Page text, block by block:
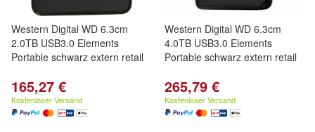
Western Digital WD 6.3cm
2.0TB USB3.0 Elements
Portable schwarz extern retail
165,27 €
Kostenloser Versand
Western Digital WD 6.3cm
4.0TB USB3.0 Elements
Portable schwarz extern retail
265,79 €
Kostenloser Versand